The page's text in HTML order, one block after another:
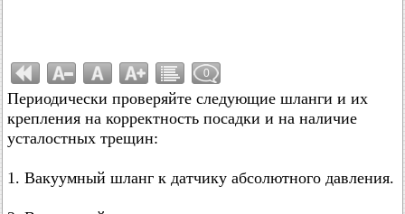
0
Периодически проверяйте следующие шланги и их
крепления на корректность посадки и на наличие
усталостных трещин:
1. Вакуумный шланг к датчику абсолютного давления.